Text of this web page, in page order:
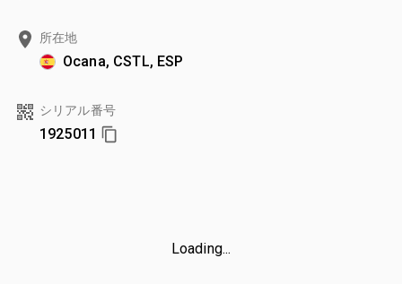
所在地
Ocana, CSTL, ESP
シリアル番号
1925011
Loading...